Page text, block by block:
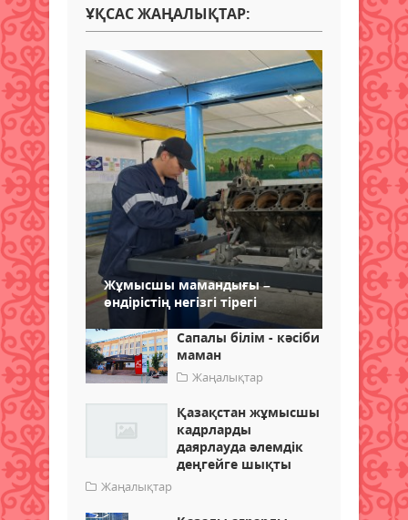
ҰҚСАС ЖАҢАЛЫҚТАР:
Жұмысшы мамандығы –
өндірістің негізгі тірегі
Сапалы білім - кәсіби
маман
Жаңалықтар
Қазақстан жұмысшы
кадрларды
даярлауда әлемдік
деңгейге шықты
Жаңалықтар